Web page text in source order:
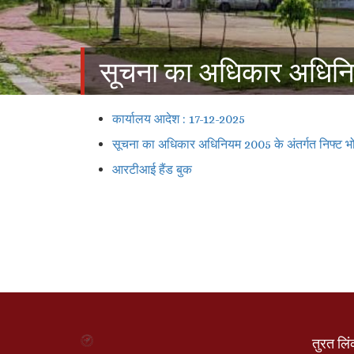
सूचना का अधिकार
कार्यालय आदेश : 17-12-2025
सूचना का अधिकार अधिनियम 2005 के अंतर्गत निफ्ट
आरटीआई हैंड बुक
तुरत